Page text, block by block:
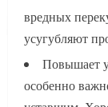
вредных
усугубляют
Повышает
особенно